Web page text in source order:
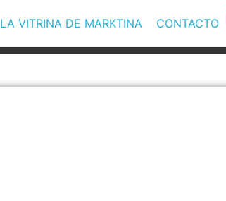
LA VITRINA DE MARKTINA CONTACTO